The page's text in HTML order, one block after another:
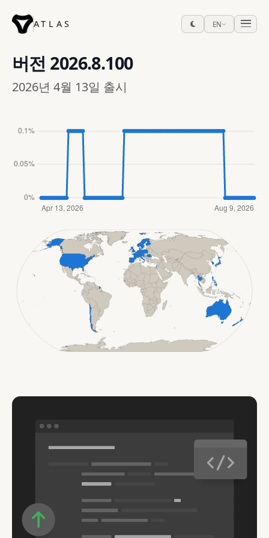
ATLAS EN
버전 2026.8.100
2026년 4월 13일 출시